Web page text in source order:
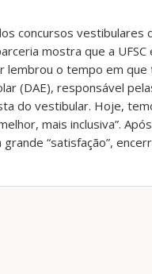
concursos vestibulares
mostra que a
o tempo em que
(DAE), responsável
do vestibular. Hoje,
mais inclusiva”.
“satisfação”,